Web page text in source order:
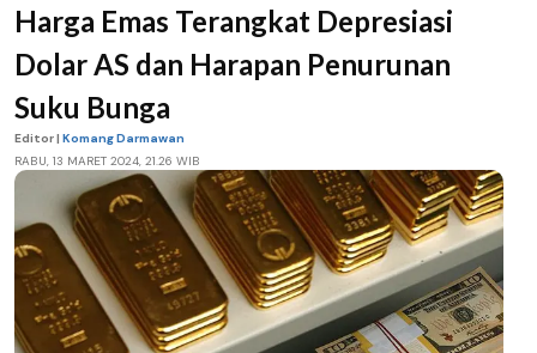
Harga Emas Terangkat Depresiasi
Dolar AS dan Harapan Penurunan
Suku Bunga
Editor | Komang Darmawan
RABU, 13 MARET 2024, 21.26 WIB